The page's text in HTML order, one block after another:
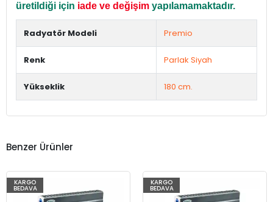
üretildiği için iade ve değişim yapılamamaktadır.
Radyatör Modeli Premio
Renk Parlak Siyah
Yükseklik 180 cm.
Benzer Ürünler
KARGO
BEDAVA
KARGO
BEDAVA